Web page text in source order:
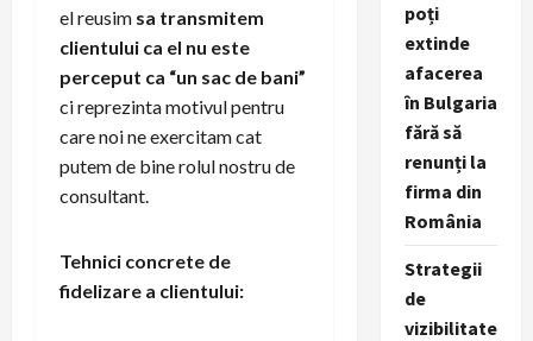
el reusim sa transmitem
clientului ca el nu este
perceput ca “un sac de bani”
ci reprezinta motivul pentru
care noi ne exercitam cat
putem de bine rolul nostru de
consultant.
Tehnici concrete de
fidelizare a clientului:
poți
extinde
afacerea
în Bulgaria
fără să
renunți la
firma din
România
Strategii
de
vizibilitate